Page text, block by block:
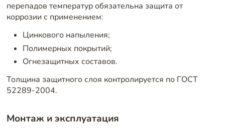
перепадов температур обязательна защита от
коррозии с применением:
Цинкового напыления;
Полимерных покрытий;
Огнезащитных составов.
Толщина защитного слоя контролируется по ГОСТ
52289-2004.
Монтаж и эксплуатация